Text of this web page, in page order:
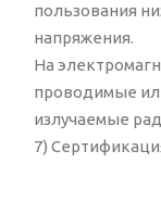
пользования
напряжения.
На
проводимые
излучаемые
7)